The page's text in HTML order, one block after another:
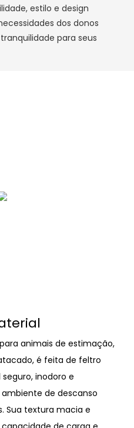
estilo e design
dos donos
para seus
animais de estimação,
é feita de feltro
inodoro e
de descanso
Sua textura macia e